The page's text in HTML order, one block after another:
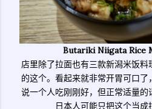
Butariki Niigata Rice
店里除了拉面也有三款新潟米饭
的这个。看起来就非常开胃可口
说一个人吃刚刚好，但正常适量
日本人可能只把这个当成